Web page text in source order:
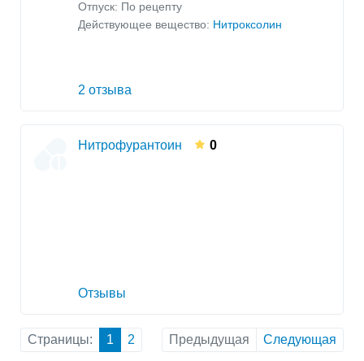
Отпуск: По рецепту
Действующее вещество: Нитроксолин
2 отзыва
Нитрофурантоин 0
Отзывы
Страницы: 1 2 Предыдущая Следующая